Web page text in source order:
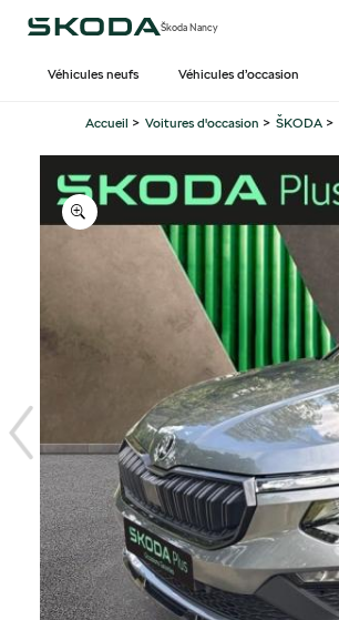
Škoda Nancy
Véhicules neufs Véhicules d’occasion
Accueil > Voitures d'occasion > ŠKODA >